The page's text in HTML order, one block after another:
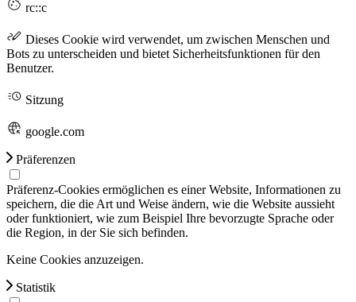
rc::c
Dieses Cookie wird verwendet, um zwischen Menschen und
Bots zu unterscheiden und bietet Sicherheitsfunktionen für den
Benutzer.
Sitzung
google.com
Präferenzen
Präferenz-Cookies ermöglichen es einer Website, Informationen zu
speichern, die die Art und Weise ändern, wie die Website aussieht
oder funktioniert, wie zum Beispiel Ihre bevorzugte Sprache oder
die Region, in der Sie sich befinden.
Keine Cookies anzuzeigen.
Statistik